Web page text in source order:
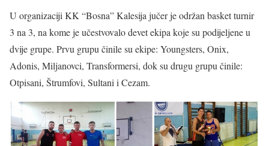
U organizaciji KK “Bosna” Kalesija jučer je održan basket turnir
3 na 3, na kome je učestvovalo devet ekipa koje su podijeljene u
dvije grupe. Prvu grupu činile su ekipe: Youngsters, Onix,
Adonis, Miljanovci, Transformersi, dok su drugu grupu činile:
Otpisani, Štrumfovi, Sultani i Cezam.